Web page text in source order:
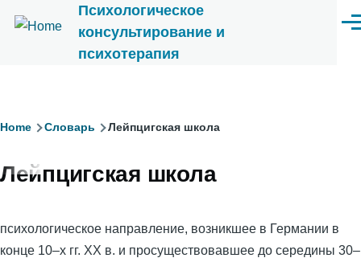
Перейти к основному содержанию
Психологическое
консультирование и
психотерапия
Строка
навигации
Home Словарь Лейпцигская школа
Лейпцигская школа
психологическое направление, возникшее в Германии в
конце 10–x гг. ХХ в. и просуществовавшее до середины 30–